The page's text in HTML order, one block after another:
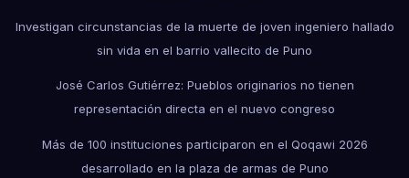
Investigan circunstancias de la muerte de joven ingeniero hallado
sin vida en el barrio vallecito de Puno
José Carlos Gutiérrez: Pueblos originarios no tienen
representación directa en el nuevo congreso
Más de 100 instituciones participaron en el Qoqawi 2026
desarrollado en la plaza de armas de Puno